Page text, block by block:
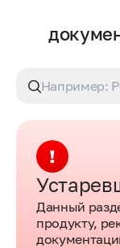
Данный
продукту,